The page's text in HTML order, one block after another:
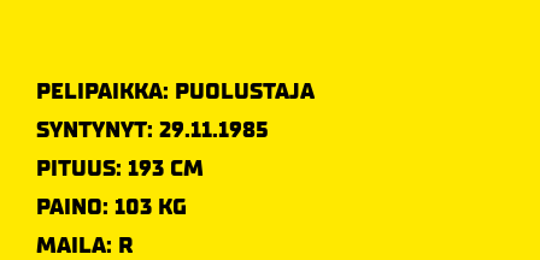
PELIPAIKKA: PUOLUSTAJA
SYNTYNYT: 29.11.1985
PITUUS: 193 CM
PAINO: 103 KG
MAILA: R